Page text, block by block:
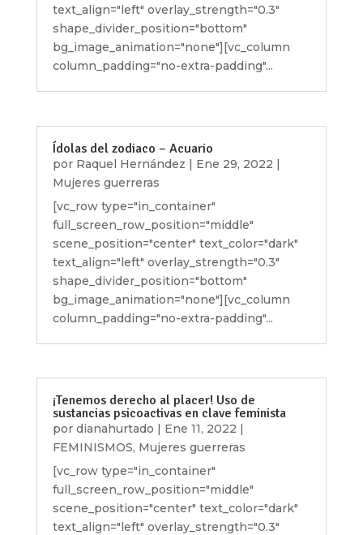
text_align="left" overlay_strength="0.3"
shape_divider_position="bottom"
bg_image_animation="none"][vc_column
column_padding="no-extra-padding"...
Ídolas del zodiaco – Acuario
por Raquel Hernández | Ene 29, 2022 |
Mujeres guerreras
[vc_row type="in_container"
full_screen_row_position="middle"
scene_position="center" text_color="dark"
text_align="left" overlay_strength="0.3"
shape_divider_position="bottom"
bg_image_animation="none"][vc_column
column_padding="no-extra-padding"...
¡Tenemos derecho al placer! Uso de
sustancias psicoactivas en clave feminista
por dianahurtado | Ene 11, 2022 |
FEMINISMOS, Mujeres guerreras
[vc_row type="in_container"
full_screen_row_position="middle"
scene_position="center" text_color="dark"
text_align="left" overlay_strength="0.3"